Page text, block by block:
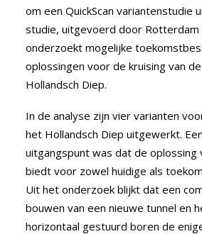
om een QuickScan variantenstudie
studie, uitgevoerd door Rotterdam
onderzoekt mogelijke
oplossingen voor de kruising van
Hollandsch Diep.
In de analyse zijn vier varianten
het Hollandsch Diep uitgewerkt.
uitgangspunt was dat de oplossing
biedt voor zowel huidige als
Uit het onderzoek blijkt dat een
bouwen van een nieuwe tunnel en
horizontaal gestuurd boren de